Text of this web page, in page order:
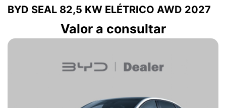
BYD SEAL 82,5 KW ELÉTRICO AWD 2027
Valor a consultar